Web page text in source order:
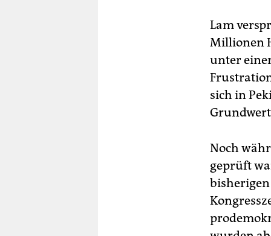
Lam
Millionen
unter
sich in
Noch
geprüft